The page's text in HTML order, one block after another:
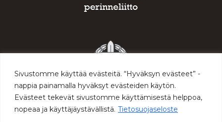
Sivustomme käyttää evästeitä. “Hyväksyn evästeet” -
nappia painamalla hyväksyt evästeiden käytön.
Evästeet tekevät sivustomme käyttämisestä helppoa,
nopeaa ja käyttäjäystävällistä. Tietosuojaseloste